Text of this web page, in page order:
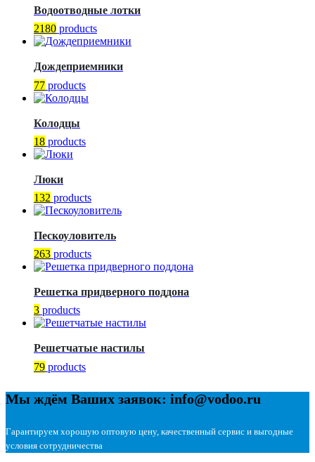
Водоотводные лотки
2180 products
Дождеприемники
77 products
Колодцы
18 products
Люки
132 products
Пескоуловитель
263 products
Решетка придверного поддона
3 products
Решетчатые настилы
79 products
Мы ждём Ваших заявок: info@vodoo.ru
Гарантируем хорошую оптовую цену, качественный сервис и выгодные
условия сотрудничества